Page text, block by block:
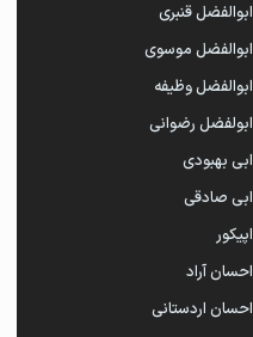
ابوالفضل قنبری
ابوالفضل موسوی
ابوالفضل وظیفه
ابولفضل رضوانی
ابی بهبودی
ابی صادقی
اپیکور
احسان آراد
احسان اردستانی